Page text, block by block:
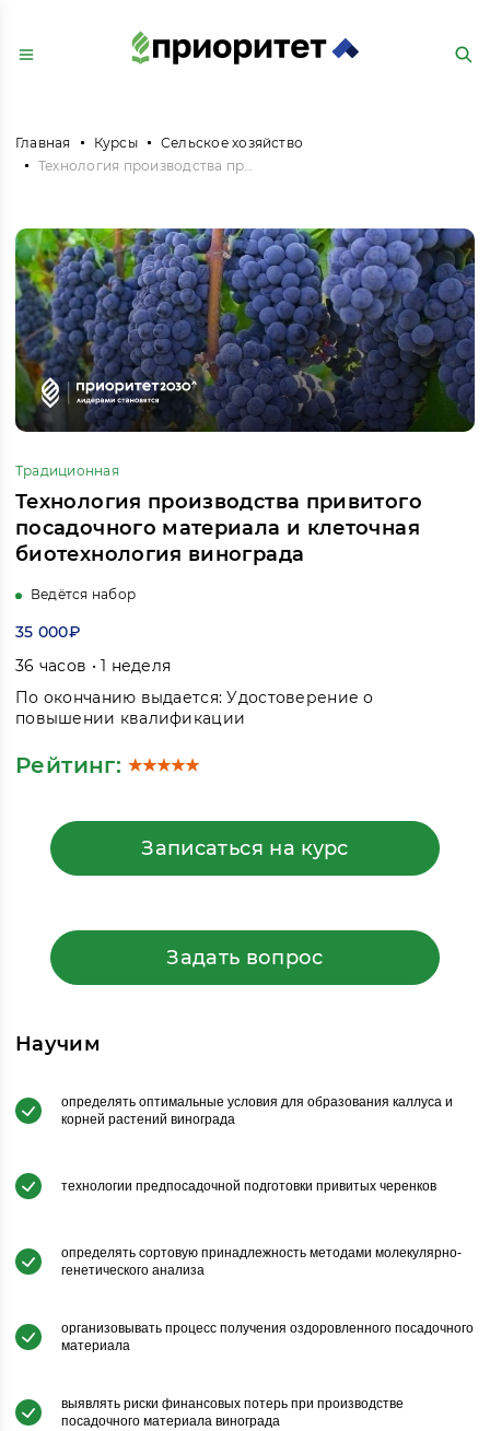
Главная Курсы
Сельское хозяйство
Технология производства привитого посадочного материала и клеточная биотехнология винограда
Традиционная
Технология производства привитого
посадочного материала и клеточная
биотехнология винограда
Ведётся набор
35 000₽
36 часов • 1 неделя
По окончанию выдается: Удостоверение о
повышении квалификации
Рейтинг:
Записаться на курс
Задать вопрос
Научим
определять оптимальные условия для образования каллуса и
корней растений винограда
технологии предпосадочной подготовки привитых черенков
определять сортовую принадлежность методами молекулярно-
генетического анализа
организовывать процесс получения оздоровленного посадочного
материала
выявлять риски финансовых потерь при производстве
посадочного материала винограда